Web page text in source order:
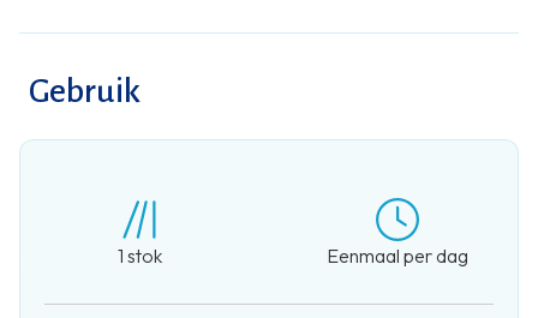
Gebruik
1 stok Eenmaal per dag